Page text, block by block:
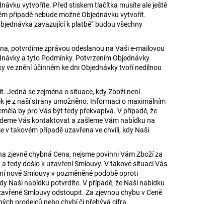
vytvoříte. Před stiskem tlačítka musíte ale ještě
případě nebude možné Objednávku vytvořit.
zavazující k platbě“ budou všechny
potvrdíme zprávou odeslanou na Vaši e-mailovou
a tyto Podmínky. Potvrzením Objednávky
ve znění účinném ke dni Objednávky tvoří nedílnou
Jedná se zejména o situace, kdy Zboží není
je z naší strany umožněno. Informaci o maximálním
by pro Vás být tedy překvapivá. V případě, že
Vás kontaktovat a zašleme Vám nabídku na
v takovém případě uzavřena ve chvíli, kdy Naši
zjevně chybná Cena, nejsme povinni Vám Zboží za
tedy došlo k uzavření Smlouvy. V takové situaci Vás
nové Smlouvy v pozměněné podobě oproti
Naši nabídku potvrdíte. V případě, že Naši nabídku
Smlouvy odstoupit. Za zjevnou chybu v Ceně
prodejců nebo chybí či přebývá cifra.